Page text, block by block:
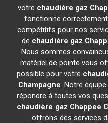
votre chaudière gaz
fonctionne
compétitifs pour nos
de chaudière gaz
Nous sommes
matériel de pointe vous
possible pour votre
Champagne. Notre
répondre à toutes vos
chaudière gaz Chappee
offrons des services